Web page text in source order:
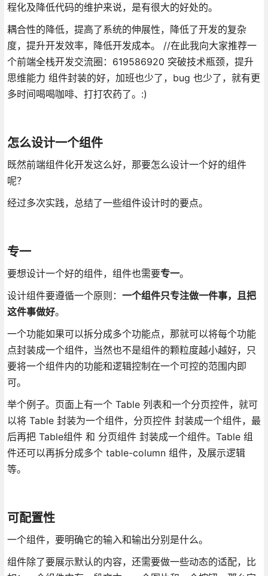
程化及降低代码的维护来说，是有很大的好处的。
耦合性的降低，提高了系统的伸展性，降低了开发的复杂
度，提升开发效率，降低开发成本。 //在此我向大家推荐一
个前端全栈开发交流圈：619586920 突破技术瓶颈，提升
思维能力 组件封装的好，加班也少了，bug 也少了，就有更
多时间喝喝咖啡、打打农药了。:)
怎么设计一个组件
既然前端组件化开发这么好，那要怎么设计一个好的组件
呢？
经过多次实践，总结了一些组件设计时的要点。
专一
要想设计一个好的组件，组件也需要专一。
设计组件要遵循一个原则： 一个组件只专注做一件事，且把
这件事做好。
一个功能如果可以拆分成多个功能点，那就可以将每个功能
点封装成一个组件，当然也不是组件的颗粒度越小越好，只
要将一个组件内的功能和逻辑控制在一个可控的范围内即
可。
举个例子。页面上有一个 Table 列表和一个分页控件，就可
以将 Table 封装为一个组件，分页控件 封装成一个组件，最
后再把 Table组件 和 分页组件 封装成一个组件。Table 组
件还可以再拆分成多个 table-column 组件，及展示逻辑
等。
可配置性
一个组件，要明确它的输入和输出分别是什么。
组件除了要展示默认的内容，还需要做一些动态的适配，比